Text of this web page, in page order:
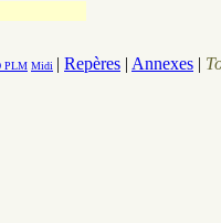
PLM Midi | Repères | Annexes |